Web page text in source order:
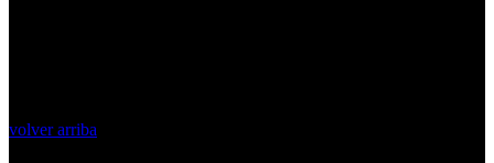
volver arriba